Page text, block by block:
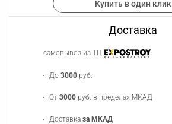
Купить в один клик
Доставка
самовывоз из ТЦ
До3000 руб.
От3000 руб. в пределах МКАД
Доставказа МКАД